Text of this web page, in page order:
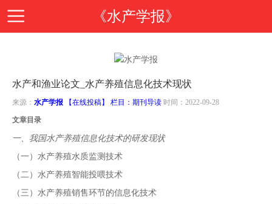
《水产学报》
页
期
导
读
投
水产和渔业论文_水产养殖信息化技术现状
来源： 水产学报 【在线投稿】 栏目： 期刊导读 时间：2022-09-28
文章目录
一、我国水产养殖信息化技术的研发现状
（一）水产养殖水质监测技术
（二）水产养殖智能投喂技术
（三）水产养殖销售环节的信息化技术